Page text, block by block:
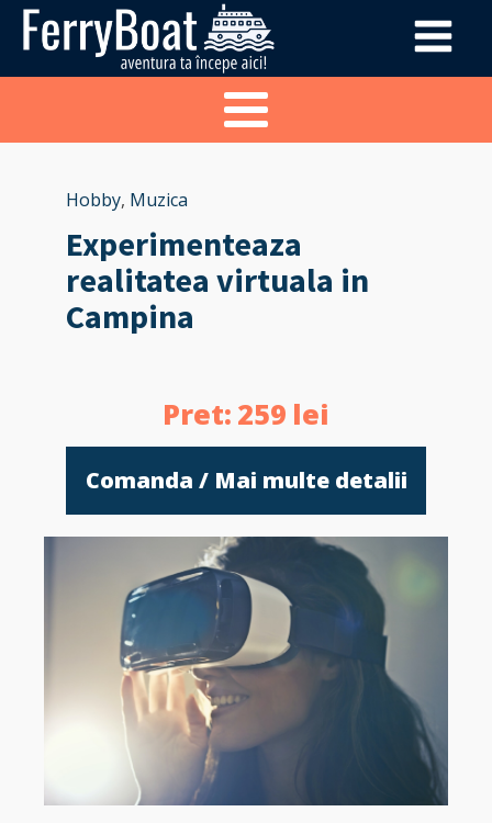
Hobby, Muzica
Experimenteaza
realitatea virtuala in
Campina
Pret: 259 lei
Comanda / Mai multe detalii